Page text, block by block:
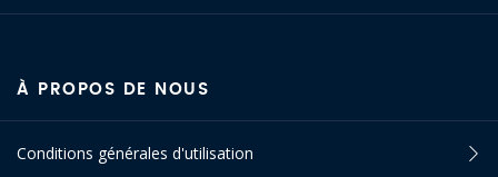
À PROPOS DE NOUS
Conditions générales d'utilisation